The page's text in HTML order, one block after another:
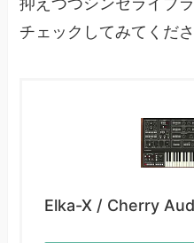
チェックしてみてくだ
Elka-X / Cherry